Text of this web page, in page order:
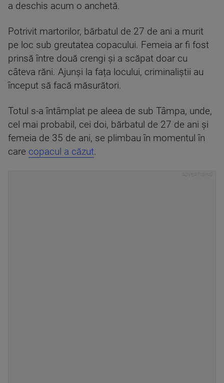
a deschis acum o anchetă.
Potrivit martorilor, bărbatul de 27 de ani a murit
pe loc sub greutatea copacului. Femeia ar fi fost
prinsă între două crengi și a scăpat doar cu
câteva răni. Ajunși la fața locului, criminaliștii au
început să facă măsurători.
Totul s-a întâmplat pe aleea de sub Tâmpa, unde,
cel mai probabil, cei doi, bărbatul de 27 de ani și
femeia de 35 de ani, se plimbau în momentul în
care copacul a căzut.